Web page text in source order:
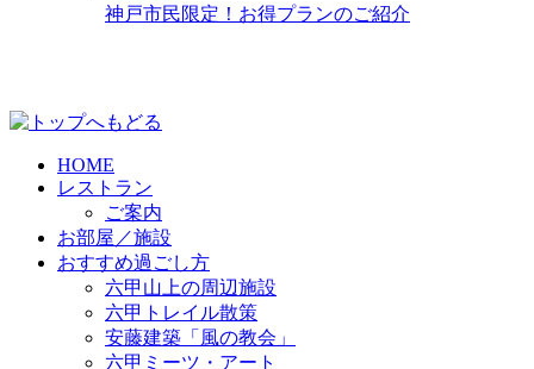
神戸市民限定！お得プランのご紹介
HOME
レストラン
ご案内
お部屋／施設
おすすめ過ごし方
六甲山上の周辺施設
六甲トレイル散策
安藤建築「風の教会」
六甲ミーツ・アート